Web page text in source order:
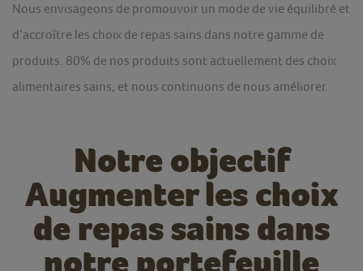
Nous envisageons de promouvoir un mode de vie équilibré et
d’accroître les choix de repas sains dans notre gamme de
produits. 80% de nos produits sont actuellement des choix
alimentaires sains, et nous continuons de nous améliorer.
Notre objectif
Augmenter les choix
de repas sains dans
notre portefeuille